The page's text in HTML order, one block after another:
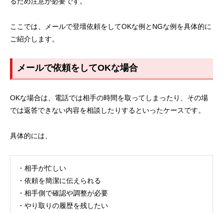
ここでは、メールで登壇依頼をしてOKな例とNGな例を具体的に
ご紹介します。
メールで依頼をしてOKな場合
OKな場合は、電話では相手の時間を取ってしまったり、その場
では返答できない内容を相談したりするといったケースです。
具体的には、
・相手が忙しい
・依頼を簡潔に伝えられる
・相手側で確認や調整が必要
・やり取りの履歴を残したい